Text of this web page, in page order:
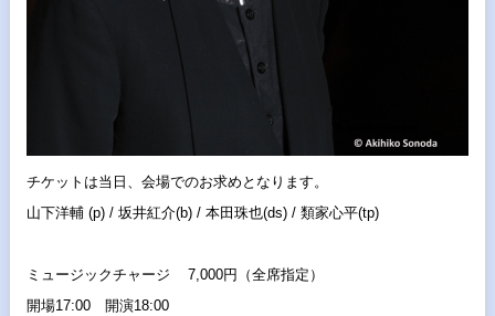
チケットは当日、会場でのお求めとなります。
山下洋輔 (p) / 坂井紅介(b) / 本田珠也(ds) / 類家心平(tp)
ミュージックチャージ 7,000円（全席指定）
開場17:00 開演18:00